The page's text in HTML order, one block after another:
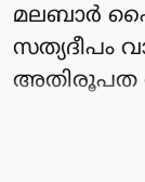
മലബാർ
സത്യദീപം
അതിരൂപത